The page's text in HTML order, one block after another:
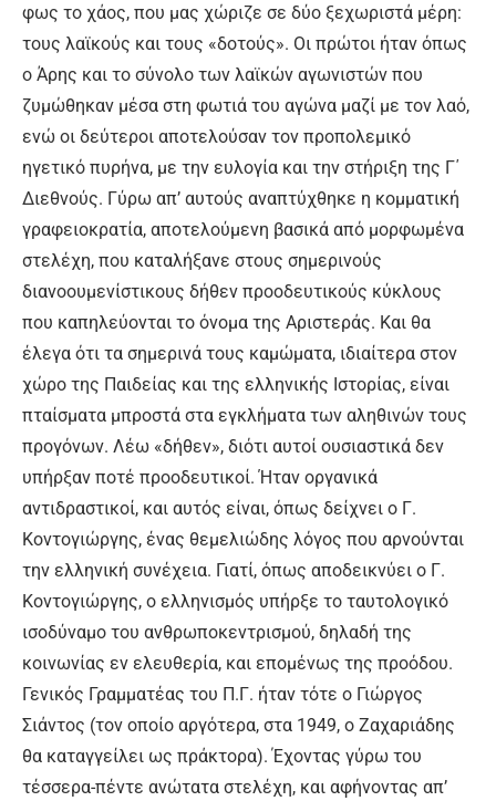
φως το χάος, που μας χώριζε σε δύο ξεχωριστά μέρη:
τους λαϊκούς και τους «δοτούς». Οι πρώτοι ήταν όπως
ο Άρης και το σύνολο των λαϊκών αγωνιστών που
ζυμώθηκαν μέσα στη φωτιά του αγώνα μαζί με τον λαό,
ενώ οι δεύτεροι αποτελούσαν τον προπολεμικό
ηγετικό πυρήνα, με την ευλογία και την στήριξη της Γ΄
Διεθνούς. Γύρω απ’ αυτούς αναπτύχθηκε η κομματική
γραφειοκρατία, αποτελούμενη βασικά από μορφωμένα
στελέχη, που καταλήξανε στους σημερινούς
διανοουμενίστικους δήθεν προοδευτικούς κύκλους
που καπηλεύονται το όνομα της Αριστεράς. Και θα
έλεγα ότι τα σημερινά τους καμώματα, ιδιαίτερα στον
χώρο της Παιδείας και της ελληνικής Ιστορίας, είναι
πταίσματα μπροστά στα εγκλήματα των αληθινών τους
προγόνων. Λέω «δήθεν», διότι αυτοί ουσιαστικά δεν
υπήρξαν ποτέ προοδευτικοί. Ήταν οργανικά
αντιδραστικοί, και αυτός είναι, όπως δείχνει ο Γ.
Κοντογιώργης, ένας θεμελιώδης λόγος που αρνούνται
την ελληνική συνέχεια. Γιατί, όπως αποδεικνύει ο Γ.
Κοντογιώργης, ο ελληνισμός υπήρξε το ταυτολογικό
ισοδύναμο του ανθρωποκεντρισμού, δηλαδή της
κοινωνίας εν ελευθερία, και επομένως της προόδου.
Γενικός Γραμματέας του Π.Γ. ήταν τότε ο Γιώργος
Σιάντος (τον οποίο αργότερα, στα 1949, ο Ζαχαριάδης
θα καταγγείλει ως πράκτορα). Έχοντας γύρω του
τέσσερα-πέντε ανώτατα στελέχη, και αφήνοντας απ’